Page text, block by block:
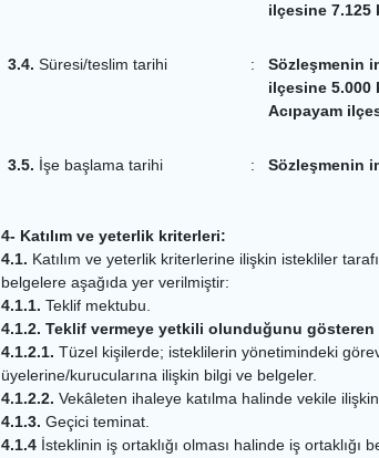
ilçesine 7.125
3.4. Süresi/teslim tarihi :
Sözleşmenin
ilçesine 5.000
Acıpayam
3.5. İşe başlama tarihi : Sözleşmenin
4- Katılım ve yeterlik kriterleri:
4.1. Katılım ve yeterlik kriterlerine ilişkin istekliler
belgelere aşağıda yer verilmiştir:
4.1.1. Teklif mektubu.
4.1.2. Teklif vermeye yetkili olunduğunu
4.1.2.1. Tüzel kişilerde; isteklilerin yönetimindeki
üyelerine/kurucularına ilişkin bilgi ve belgeler.
4.1.2.2. Vekâleten ihaleye katılma halinde vekile
4.1.3. Geçici teminat.
4.1.4 İsteklinin iş ortaklığı olması halinde iş ortaklığı